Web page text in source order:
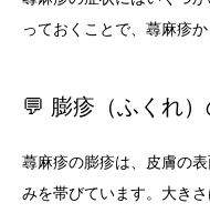
っておくことで、蕁麻疹
💬 膨疹（ふくれ
蕁麻疹の膨疹は、皮膚の
みを帯びています。大き